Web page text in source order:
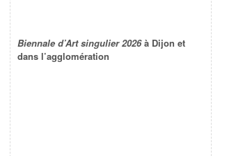
Biennale d’Art singulier 2026à Dijon et
dans l’agglomération